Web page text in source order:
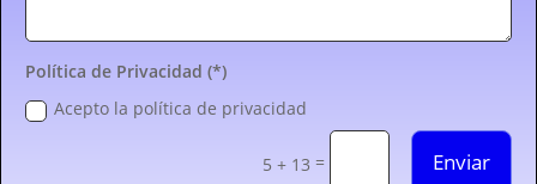
Política de Privacidad (*)
Acepto la política de privacidad
5 + 13 = Enviar